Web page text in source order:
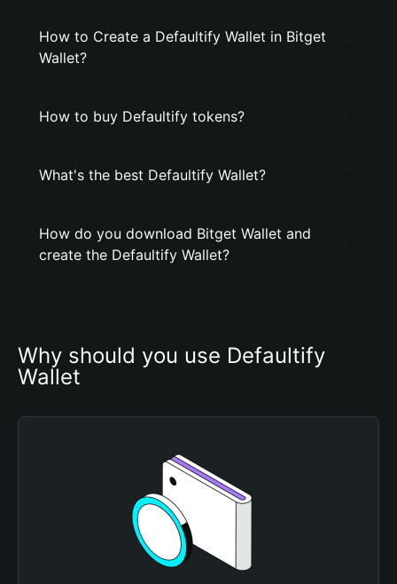
How to Create a Defaultify Wallet in Bitget
Wallet?
How to buy Defaultify tokens?
What's the best Defaultify Wallet?
How do you download Bitget Wallet and
create the Defaultify Wallet?
Why should you use Defaultify
Wallet